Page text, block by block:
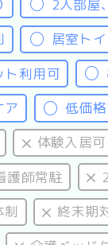
2人部屋
居室ト
ト利用可
ア
低価
体験入居可
護師常駐
終末期